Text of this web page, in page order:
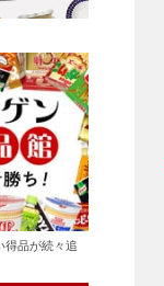
得品が続々追